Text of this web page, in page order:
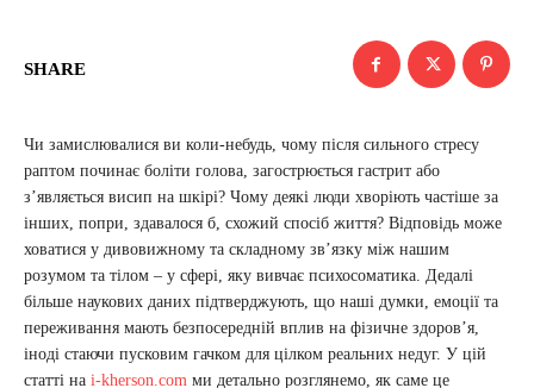
SHARE
Чи замислювалися ви коли-небудь, чому після сильного стресу
раптом починає боліти голова, загострюється гастрит або
з’являється висип на шкірі? Чому деякі люди хворіють частіше за
інших, попри, здавалося б, схожий спосіб життя? Відповідь може
ховатися у дивовижному та складному зв’язку між нашим
розумом та тілом – у сфері, яку вивчає психосоматика. Дедалі
більше наукових даних підтверджують, що наші думки, емоції та
переживання мають безпосередній вплив на фізичне здоров’я,
іноді стаючи пусковим гачком для цілком реальних недуг. У цій
статті на i-kherson.com ми детально розглянемо, як саме це